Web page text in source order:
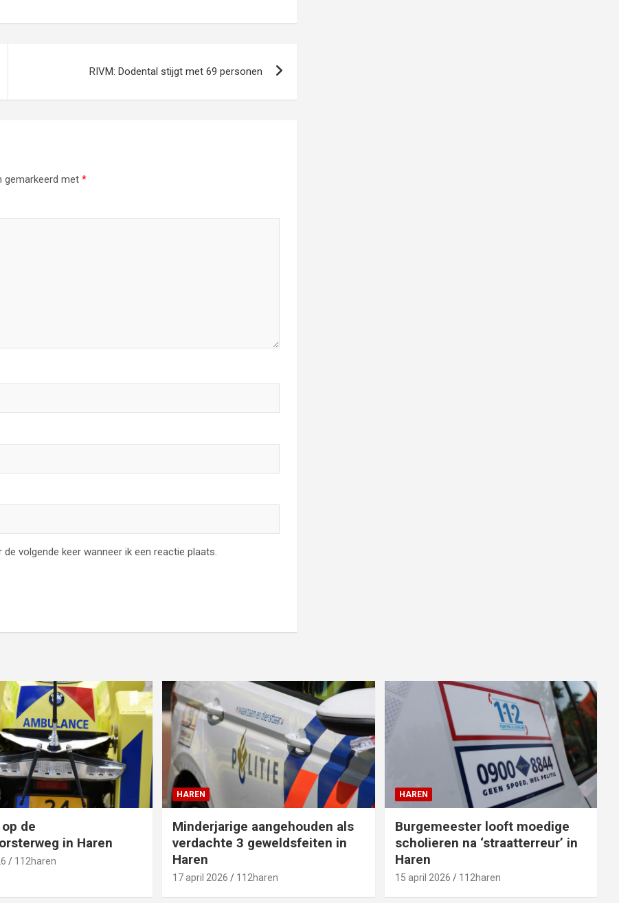
RIVM: Dodental stijgt met 69 personen
gemarkeerd met *
volgende keer wanneer ik een reactie plaats.
de
in Haren
112haren
HAREN
Minderjarige aangehouden als
verdachte 3 geweldsfeiten in
Haren
17 april 2026 112haren
HAREN
Burgemeester looft moedige
scholieren na ‘straatterreur’ in
Haren
15 april 2026 112haren